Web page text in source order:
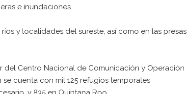
e inundaciones.
y localidades del sureste, así como en las presas
del Centro Nacional de Comunicación y Operación
cuenta con mil 125 refugios temporales